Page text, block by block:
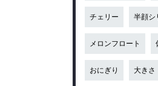
チェリー 半顔シ
メロンフロート
おにぎり 大きさ